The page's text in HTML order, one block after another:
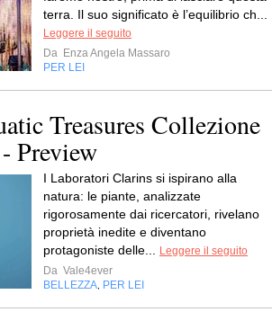
terra. Il suo significato è l’equilibrio ch...
Leggere il seguito
Da Enza Angela Massaro
PER LEI
Treasures Collezione
Preview
I Laboratori Clarins si ispirano alla
natura: le piante, analizzate
rigorosamente dai ricercatori, rivelano
proprietà inedite e diventano
protagoniste delle...
Leggere il seguito
Da Vale4ever
BELLEZZA PER LEI